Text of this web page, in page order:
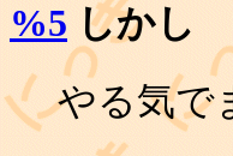
%5 しかし
やる気で